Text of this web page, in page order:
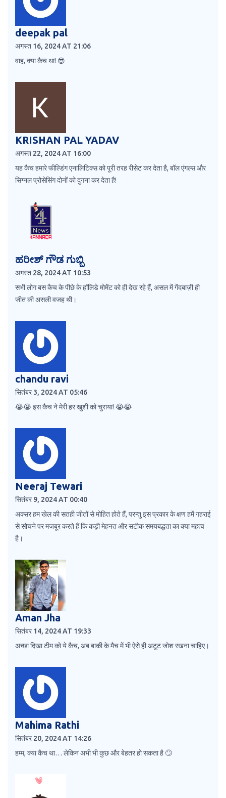
deepak pal
अगस्त 16, 2024 AT 21:06
वाह, क्या कैच था! 😎
KRISHAN PAL YADAV
अगस्त 22, 2024 AT 16:00
यह कैच हमारे फील्डिंग एनालिटिक्स को पूरी तरह रीसेट कर देता है, बॉल एंगल्स और
सिग्नल प्रोसेसिंग दोनों को दुगना कर देता है!
ಹರೀಶ್ ಗೌಡ ಗುಬ್ಬಿ
अगस्त 28, 2024 AT 10:53
सभी लोग बस कैच के पीछे के हॉलिडे मोमेंट को ही देख रहे हैं, असल में गेंदबाज़ी ही
जीत की असली वजह थी।
chandu ravi
सितंबर 3, 2024 AT 05:46
😭😭 इस कैच ने मेरी हर खुशी को चुराया! 😭😭
Neeraj Tewari
सितंबर 9, 2024 AT 00:40
अक्सर हम खेल की सतही जीतों से मोहित होते हैं, परन्तु इस प्रकार के क्षण हमें गहराई
से सोचने पर मजबूर करते हैं कि कड़ी मेहनत और सटीक समयबद्धता का क्या महत्व
है।
Aman Jha
सितंबर 14, 2024 AT 19:33
अच्छा दिखा टीम को ये कैच, अब बाकी के मैच में भी ऐसे ही अटूट जोश रखना चाहिए।
Mahima Rathi
सितंबर 20, 2024 AT 14:26
हम्म, क्या कैच था… लेकिन अभी भी कुछ और बेहतर हो सकता है 🙄